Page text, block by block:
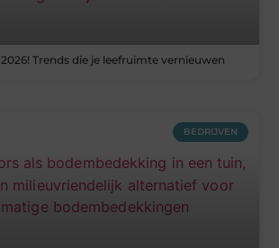
Trends die je leefruimte vernieuwen
BEDRIJVEN